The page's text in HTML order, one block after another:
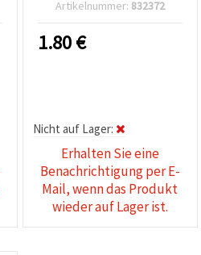
Artikelnummer: 832372
1.80€
Nicht auf Lager:
Erhalten Sie eine
Benachrichtigung per E-
Mail, wenn das Produkt
wieder auf Lager ist.